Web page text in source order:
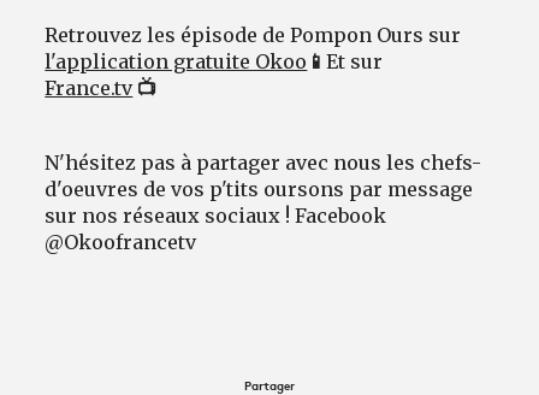
Retrouvez les épisode de Pompon Ours sur
l'application gratuite Okoo 📱Et sur
France.tv 📺
N'hésitez pas à partager avec nous les chefs-
d'oeuvres de vos p'tits oursons par message
sur nos réseaux sociaux ! Facebook
@Okoofrancetv
Partager